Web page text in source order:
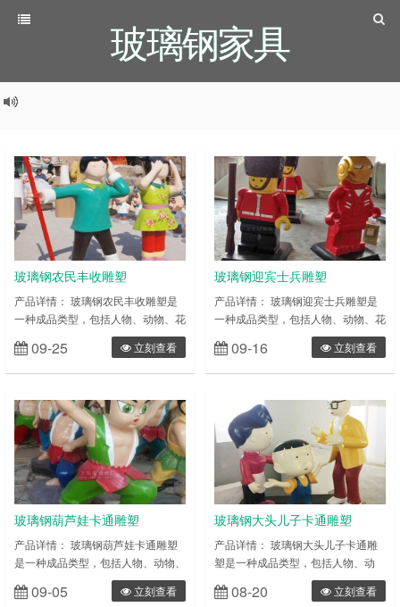
玻璃钢家具
玻璃钢农民丰收雕塑
产品详情： 玻璃钢农民丰收雕塑是
一种成品类型，包括人物、动物、花
草等多种表现形式。雕塑一般分为圆
雕和浮雕两种类型，简单来 说，圆
雕产品就是三维立体类雕塑(比如仿
校园墙体雕塑) 玻璃钢雕塑的特性：
具有可塑性强(只要您想的出造型，
玻璃钢就能做出成品)，相对来说易
成型、质轻，强度高， 耐腐蚀，相
对来说成本相对较低、表面效果多样
等……
09-25 立刻查看
玻璃钢迎宾士兵雕塑
产品详情： 玻璃钢迎宾士兵雕塑是
一种成品类型，包括人物、动物、花
草等多种表现形式。雕塑一般分为圆
雕和浮雕两种类型，简单来 说，圆
雕产品就是三维立体类雕塑(比如仿
校园墙体雕塑) 玻璃钢雕塑的特性：
具有可塑性强(只要您想的出造型，
玻璃钢就能做出成品)，相对来说易
成型、质轻，强度高， 耐腐蚀，相
对来说成本相对较低、表面效果多样
等……
09-16 立刻查看
玻璃钢葫芦娃卡通雕塑
产品详情： 玻璃钢葫芦娃卡通雕塑
是一种成品类型，包括人物、动物、
花草等多种表现形式。雕塑一般分为
圆雕和浮雕两种类型，简单来 说，
09-05 立刻查看
玻璃钢大头儿子卡通雕塑
产品详情： 玻璃钢大头儿子卡通雕
塑是一种成品类型，包括人物、动
物、花草等多种表现形式。雕塑一般
分为圆雕和浮雕两种类型，简单来
08-20 立刻查看